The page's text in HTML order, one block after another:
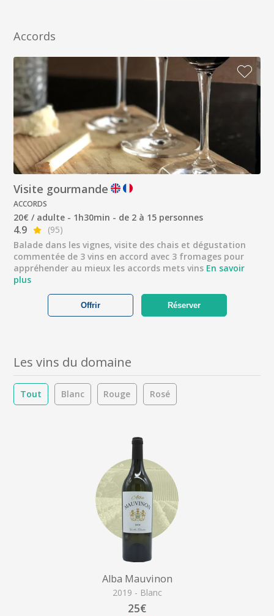
Accords
Visite gourmande
ACCORDS
20€ / adulte - 1h30min - de 2 à 15 personnes
4.9
(95)
Balade dans les vignes, visite des chais et dégustation
commentée de 3 vins en accord avec 3 fromages pour
appréhender au mieux les accords mets vins En savoir
plus
Réserver
Offrir
Les vins du domaine
Tout Blanc Rouge Rosé
Alba Mauvinon
2019 - Blanc
25€